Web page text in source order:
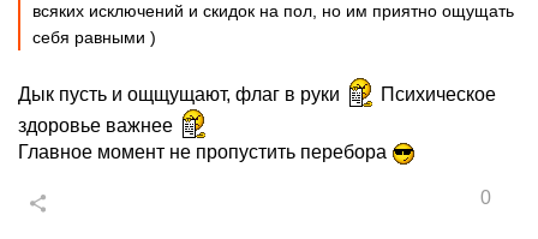
всяких исключений и скидок на пол, но им приятно ощущать
себя равными )
Дык пусть и ощщущают, флаг в руки
Психическое
здоровье важнее
Главное момент не пропустить перебора
0